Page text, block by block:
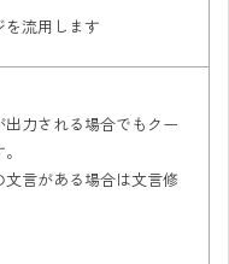
を流用します
力される場合でもクー
言がある場合は文言修